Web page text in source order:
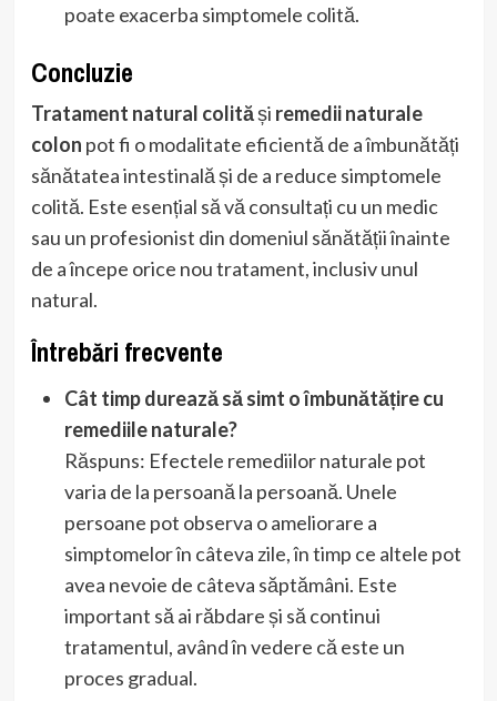
poate exacerba simptomele colită.
Concluzie
Tratament natural colităși remedii naturale
colon pot fi o modalitate eficientă de a îmbunătăți
sănătatea intestinală și de a reduce simptomele
colită. Este esențial să vă consultați cu un medic
sau un profesionist din domeniul sănătății înainte
de a începe orice nou tratament, inclusiv unul
natural.
Întrebări frecvente
Cât timp durează să simt o îmbunătățire cu
remediile naturale?
Răspuns: Efectele remediilor naturale pot
varia de la persoană la persoană. Unele
persoane pot observa o ameliorare a
simptomelor în câteva zile, în timp ce altele pot
avea nevoie de câteva săptămâni. Este
important să ai răbdare și să continui
tratamentul, având în vedere că este un
proces gradual.